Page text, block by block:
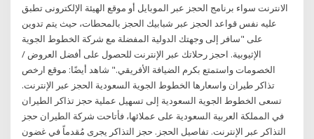
الانترنت سواء برنامج الحجز عبر الموبايل أو موقع الهيئة الإلكترونى تطبق
عليه نفس قواعد الحجز عبر شبابيك الحجز بالمحطات، حيث يتم تدوين
على "سافر إلى وجهتك الدولية المفضلة مع شركة الخطوط الجوية
الإثيوبية. احجز رحلاتك عبر الإنترنت للحصول على أفضل العروض /
الخصومات واستمتع بكرم الضيافة الأفريقي." شاهد أيضًا: موقع ارخص
تذاكر طيران واسعارها الخطوط الجوية السعودية الحجز عبر الإنترنت.
تسعى الخطوط الجوية السعودية إلى تسهيل عملية حجز تذاكر الطيران
في المملكة العربية السعودية على عملائها، فأتاحت شركة الطيران حجز
التذاكر عبر الإنترنت. تفاصيل الحجز. حجز التذاكر يجرى مُقدماً في غضون